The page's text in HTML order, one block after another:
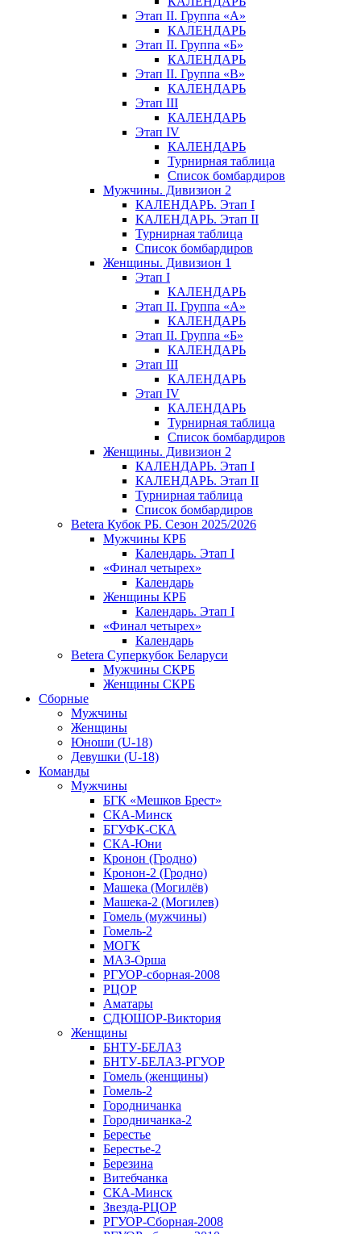
Этап II. Группа «А»
КАЛЕНДАРЬ
Этап II. Группа «Б»
КАЛЕНДАРЬ
Этап II. Группа «В»
КАЛЕНДАРЬ
Этап III
КАЛЕНДАРЬ
Этап IV
КАЛЕНДАРЬ
Турнирная таблица
Список бомбардиров
Мужчины. Дивизион 2
КАЛЕНДАРЬ. Этап I
КАЛЕНДАРЬ. Этап II
Турнирная таблица
Список бомбардиров
Женщины. Дивизион 1
Этап I
КАЛЕНДАРЬ
Этап II. Группа «А»
КАЛЕНДАРЬ
Этап II. Группа «Б»
КАЛЕНДАРЬ
Этап III
КАЛЕНДАРЬ
Этап IV
КАЛЕНДАРЬ
Турнирная таблица
Список бомбардиров
Женщины. Дивизион 2
КАЛЕНДАРЬ. Этап I
КАЛЕНДАРЬ. Этап II
Турнирная таблица
Список бомбардиров
Betera Кубок РБ. Сезон 2025/2026
Мужчины КРБ
Календарь. Этап I
«Финал четырех»
Календарь
Женщины КРБ
Календарь. Этап I
«Финал четырех»
Календарь
Betera Суперкубок Беларуси
Мужчины СКРБ
Женщины СКРБ
Сборные
Мужчины
Женщины
Юноши (U-18)
Девушки (U-18)
Команды
Мужчины
БГК «Мешков Брест»
СКА-Минск
БГУФК-СКА
СКА-Юни
Кронон (Гродно)
Кронон-2 (Гродно)
Машека (Могилёв)
Машека-2 (Могилев)
Гомель (мужчины)
Гомель-2
МОГК
МАЗ-Орша
РГУОР-сборная-2008
РЦОР
Аматары
СДЮШОР-Виктория
Женщины
БНТУ-БЕЛАЗ
БНТУ-БЕЛАЗ-РГУОР
Гомель (женщины)
Гомель-2
Городничанка
Городничанка-2
Берестье
Берестье-2
Березина
Витебчанка
СКА-Минск
Звезда-РЦОР
РГУОР-Сборная-2008